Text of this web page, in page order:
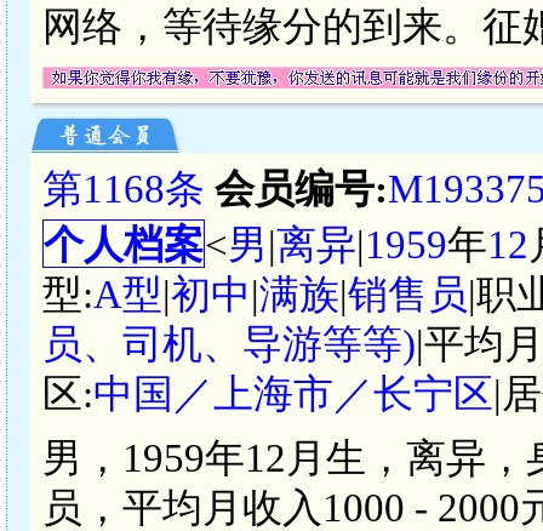
网络，等待缘分的到来。征
第1168条 会员编号:
个人档案<男|离异|1959年12
型:A型|初中|满族|销售员|职
员、司机、导游等等)|平均
区:中国／上海市／长宁区|
男，1959年12月生，离异
员，平均月收入1000 -